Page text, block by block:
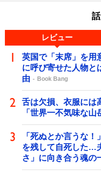
レビュー
英国で「末席」を用
に呼び寄せた人物
由
Book Bang
舌は欠損、衣服に
「世界一不気味な
「死ぬとか言うな
を残して自死した…
さ」に向き合う魂の